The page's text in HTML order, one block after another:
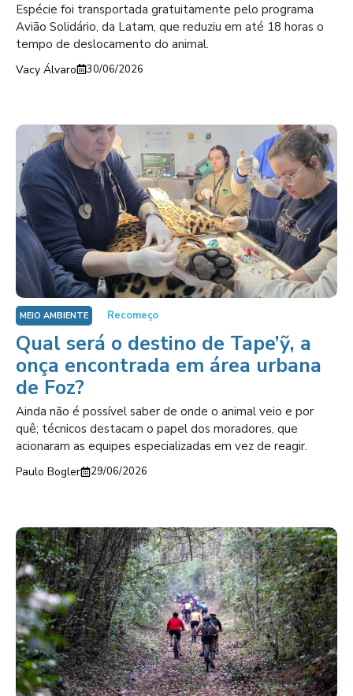
Espécie foi transportada gratuitamente pelo programa
Avião Solidário, da Latam, que reduziu em até 18 horas o
tempo de deslocamento do animal.
Vacy Álvaro 30/06/2026
MEIO AMBIENTE Recomeço
Qual será o destino de Tape’ỹ, a
onça encontrada em área urbana
de Foz?
Ainda não é possível saber de onde o animal veio e por
quê; técnicos destacam o papel dos moradores, que
acionaram as equipes especializadas em vez de reagir.
Paulo Bogler 29/06/2026